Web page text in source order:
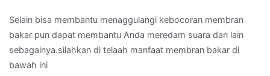
Selain bisa membantu menaggulangi kebocoran membran
bakar pun dapat membantu Anda meredam suara dan lain
sebagainya.silahkan di telaah manfaat membran bakar di
bawah ini